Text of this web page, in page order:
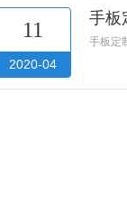
11
2020-04
手板
手板定